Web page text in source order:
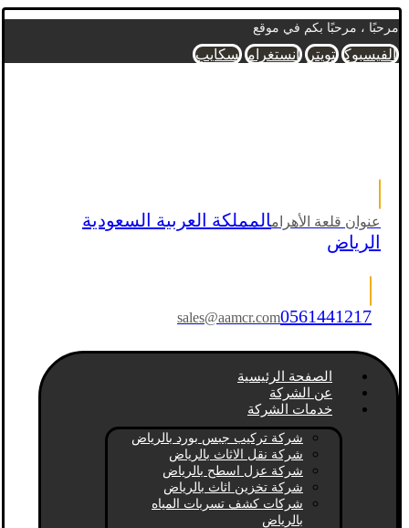
مرحبًا ، مرحبًا بكم في موقع
الفيسبوك تويتر انستغرام سكايب
عنوان قلعة الأهرامالمملكة العربية السعودية
الرياض
sales@aamcr.com0561441217
الصفحة الرئيسية
عن الشركة
خدمات الشركة
شركة تركيب جبس بورد بالرياض
شركة نقل الاثاث بالرياض
شركة عزل اسطح بالرياض
شركة تخزين اثاث بالرياض
شركات كشف تسربات المياه
بالرياض